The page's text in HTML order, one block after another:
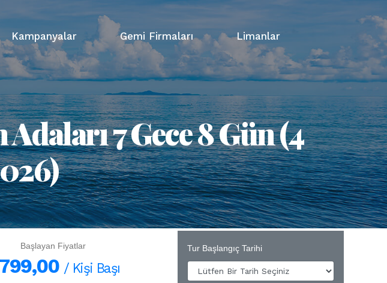
Kampanyalar Gemi Firmaları Limanlar
7 Gece 8 Gün (4
Başlayan Fiyatlar
/ Kişi Başı
Tur Başlangıç Tarihi